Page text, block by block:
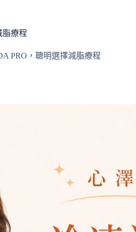
脂療程
PRO，聰明選擇減脂療程